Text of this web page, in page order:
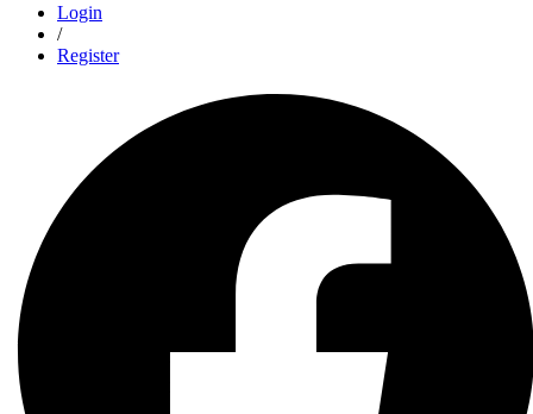
Login
/
Register